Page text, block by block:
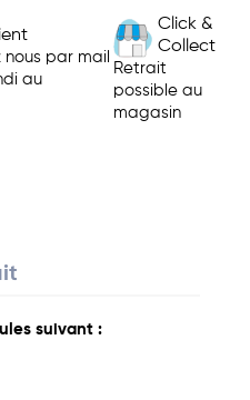
par mail
au
Click &
Collect
Retrait
possible au
magasin
suivant :